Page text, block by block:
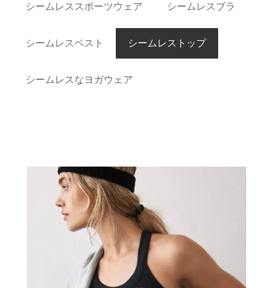
シームレススポーツウェア シームレスブラ
シームレスベスト シームレストップ
シームレスなヨガウェア